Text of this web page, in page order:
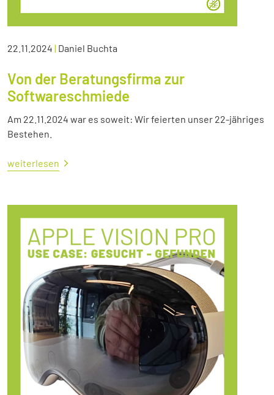
22.11.2024 | Daniel Buchta
Von der Beratungsfirma zur
Softwareschmiede
Am 22.11.2024 war es soweit: Wir feierten unser 22-jähriges
Bestehen.
weiterlesen